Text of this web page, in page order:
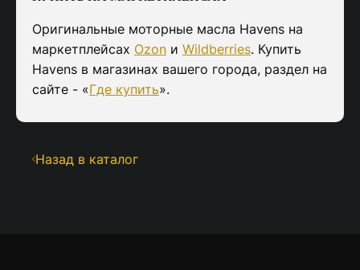
Оригинальные моторные масла Havens на
маркетплейсах Ozon и Wildberries. Купить
Havens в магазинах вашего города, раздел на
сайте - «Где купить».
Назад в каталог